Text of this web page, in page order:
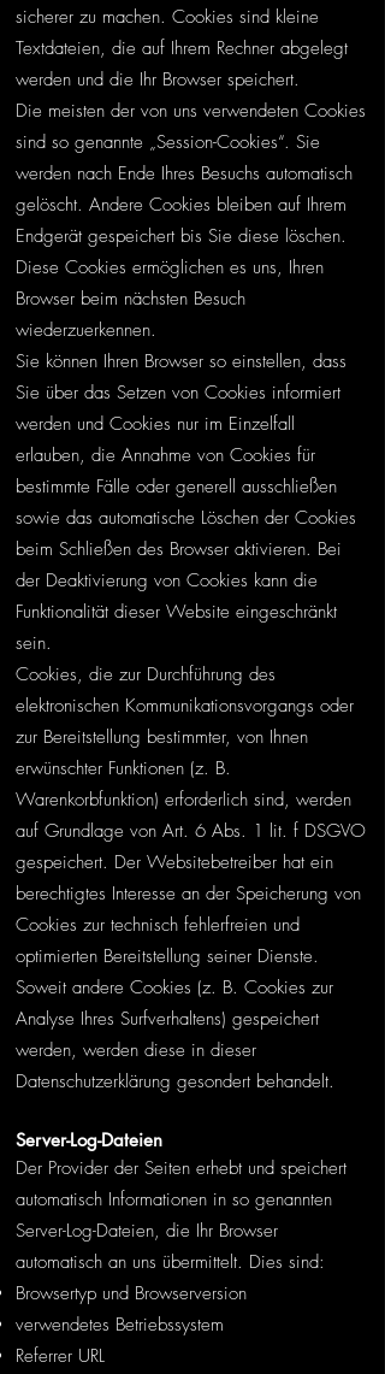
sicherer zu machen. Cookies sind kleine
Textdateien, die auf Ihrem Rechner abgelegt
werden und die Ihr Browser speichert.
Die meisten der von uns verwendeten Cookies
sind so genannte „Session-Cookies“. Sie
werden nach Ende Ihres Besuchs automatisch
gelöscht. Andere Cookies bleiben auf Ihrem
Endgerät gespeichert bis Sie diese löschen.
Diese Cookies ermöglichen es uns, Ihren
Browser beim nächsten Besuch
wiederzuerkennen.
Sie können Ihren Browser so einstellen, dass
Sie über das Setzen von Cookies informiert
werden und Cookies nur im Einzelfall
erlauben, die Annahme von Cookies für
bestimmte Fälle oder generell ausschließen
sowie das automatische Löschen der Cookies
beim Schließen des Browser aktivieren. Bei
der Deaktivierung von Cookies kann die
Funktionalität dieser Website eingeschränkt
sein.
Cookies, die zur Durchführung des
elektronischen Kommunikationsvorgangs oder
zur Bereitstellung bestimmter, von Ihnen
erwünschter Funktionen (z. B.
Warenkorbfunktion) erforderlich sind, werden
auf Grundlage von Art. 6 Abs. 1 lit. f DSGVO
gespeichert. Der Websitebetreiber hat ein
berechtigtes Interesse an der Speicherung von
Cookies zur technisch fehlerfreien und
optimierten Bereitstellung seiner Dienste.
Soweit andere Cookies (z. B. Cookies zur
Analyse Ihres Surfverhaltens) gespeichert
werden, werden diese in dieser
Datenschutzerklärung gesondert behandelt.
Server-Log-Dateien
Der Provider der Seiten erhebt und speichert
automatisch Informationen in so genannten
Server-Log-Dateien, die Ihr Browser
automatisch an uns übermittelt. Dies sind:
Browsertyp und Browserversion
verwendetes Betriebssystem
Referrer URL